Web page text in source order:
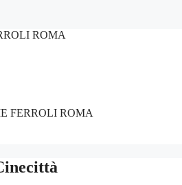
ROMA
FERROLI ROMA